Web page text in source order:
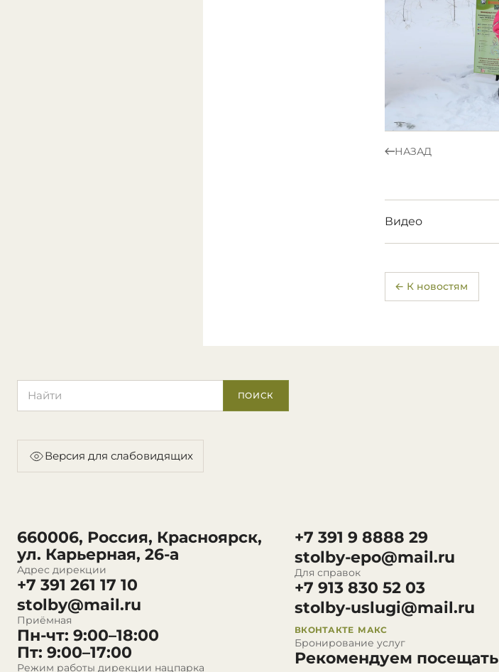
НАЗАД
Видео
← К новостям
ПОИСК
Версия для слабовидящих
660006, Россия, Красноярск,
ул. Карьерная, 26-а
Адрес дирекции
+7 391 261 17 10
stolby@mail.ru
Приёмная
Пн-чт: 9:00–18:00
Пт: 9:00–17:00
Режим работы дирекции нацпарка
+7 391 9 8888 29
stolby-epo@mail.ru
Для справок
+7 913 830 52 03
stolby-uslugi@mail.ru
ВКОНТАКТЕ МАКС
Бронирование услуг
Рекомендуем посещать